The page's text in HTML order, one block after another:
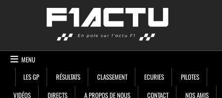
MENU
LES GP
RÉSULTATS CLASSEMENT ECURIES
PILOTES
VIDÉOS
DIRECTS A PROPOS DE NOUS CONTACT NOS AMIS